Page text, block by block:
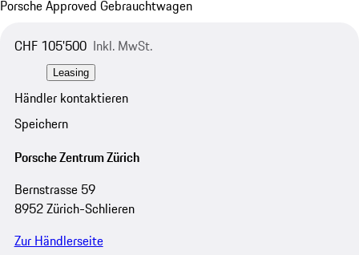
Porsche Approved Gebrauchtwagen
CHF 105'500 Inkl. MwSt.
Leasing
Händler kontaktieren
Speichern
Porsche Zentrum Zürich
Bernstrasse 59
8952 Zürich-Schlieren
Zur Händlerseite